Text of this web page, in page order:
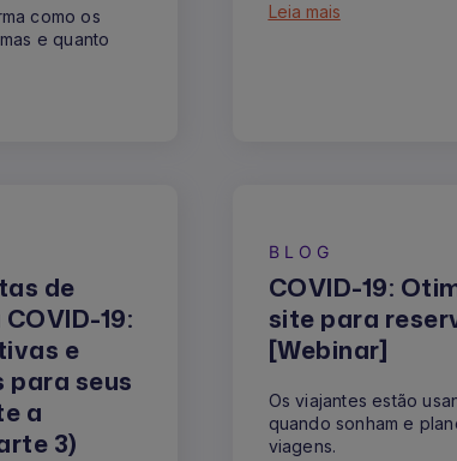
como os
e quanto
Leia mais
de
19:
e
para seus
a
3)
BLOG
COVID-19:
site para
[Webinar]
Os viajantes estão
quando sonham e
viagens.